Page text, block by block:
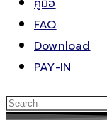
คู่มือ
FAQ
Download
PAY-IN